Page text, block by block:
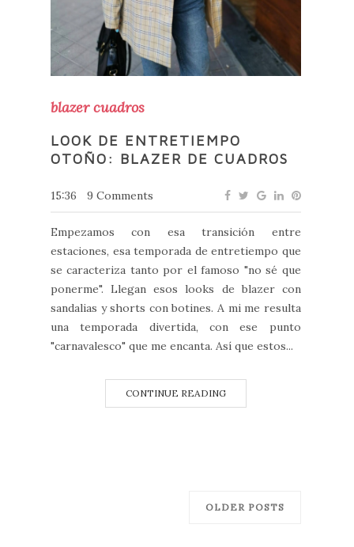
blazer cuadros
LOOK DE ENTRETIEMPO
OTOÑO: BLAZER DE CUADROS
15:36 9 Comments
Empezamos con esa transición entre
estaciones, esa temporada de entretiempo que
se caracteriza tanto por el famoso "no sé que
ponerme". Llegan esos looks de blazer con
sandalias y shorts con botines. A mi me resulta
una temporada divertida, con ese punto
"carnavalesco" que me encanta. Así que estos...
CONTINUE READING
OLDER POSTS